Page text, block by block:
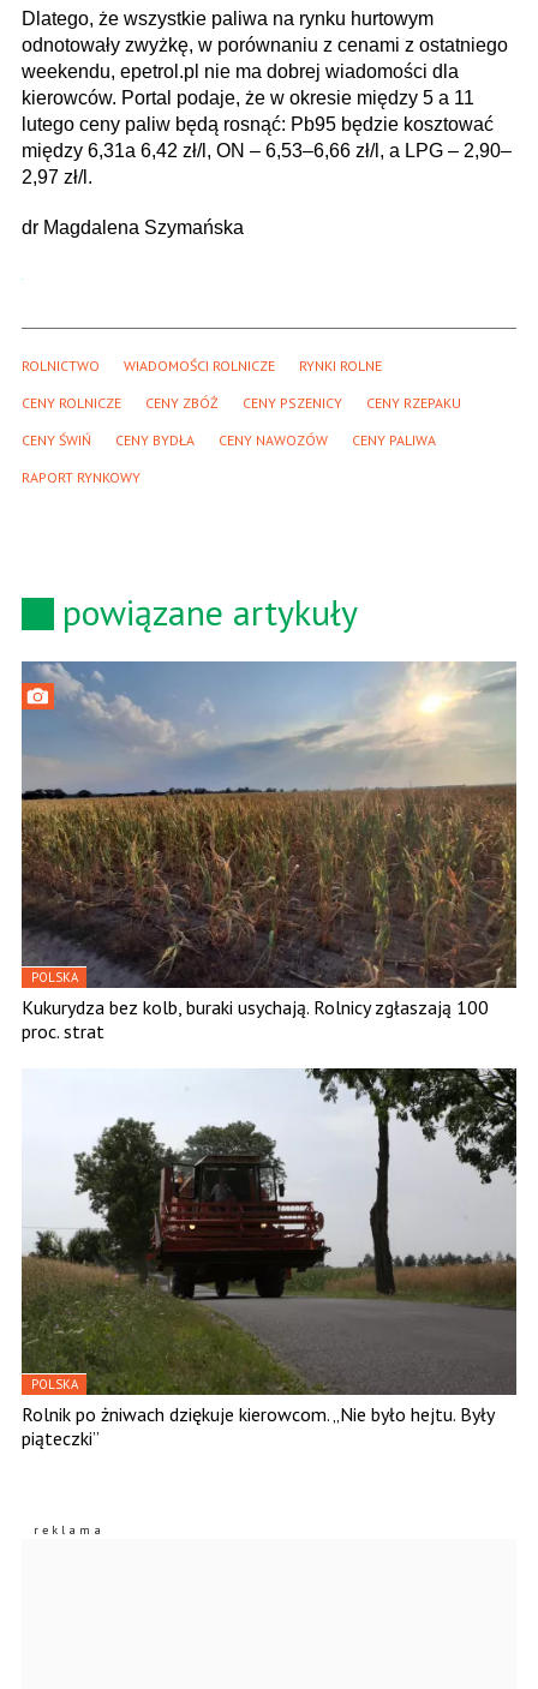
Dlatego, że wszystkie paliwa na rynku hurtowym
odnotowały zwyżkę, w porównaniu z cenami z ostatniego
weekendu, epetrol.pl nie ma dobrej wiadomości dla
kierowców. Portal podaje, że w okresie między 5 a 11
lutego ceny paliw będą rosnąć: Pb95 będzie kosztować
między 6,31a 6,42 zł/l, ON – 6,53–6,66 zł/l, a LPG – 2,90–
2,97 zł/l.
dr Magdalena Szymańska
ROLNICTWO WIADOMOŚCI ROLNICZE RYNKI ROLNE
CENY ROLNICZE CENY ZBÓŻ CENY PSZENICY CENY RZEPAKU
CENY ŚWIŃ CENY BYDŁA CENY NAWOZÓW CENY PALIWA
RAPORT RYNKOWY
powiązane artykuły
POLSKA
Kukurydza bez kolb, buraki usychają. Rolnicy zgłaszają 100
proc. strat
POLSKA
Rolnik po żniwach dziękuje kierowcom. „Nie było hejtu. Były
piąteczki”